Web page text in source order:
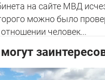
на сайте МВД
можно было
человек...